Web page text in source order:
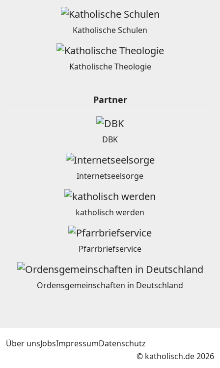
Katholische Schulen
Katholische Theologie
Partner
DBK
Internetseelsorge
katholisch werden
Pfarrbriefservice
Ordensgemeinschaften in Deutschland
Über unsJobsImpressumDatenschutz
© katholisch.de 2026